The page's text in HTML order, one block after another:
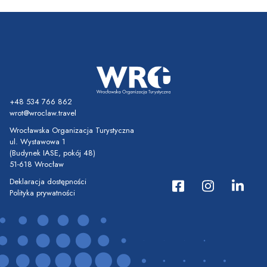
+48 534 766 862
wrot@wroclaw.travel
Wrocławska Organizacja Turystyczna
ul. Wystawowa 1
(Budynek IASE, pokój 48)
51-618 Wrocław
Deklaracja dostępności
Polityka prywatności